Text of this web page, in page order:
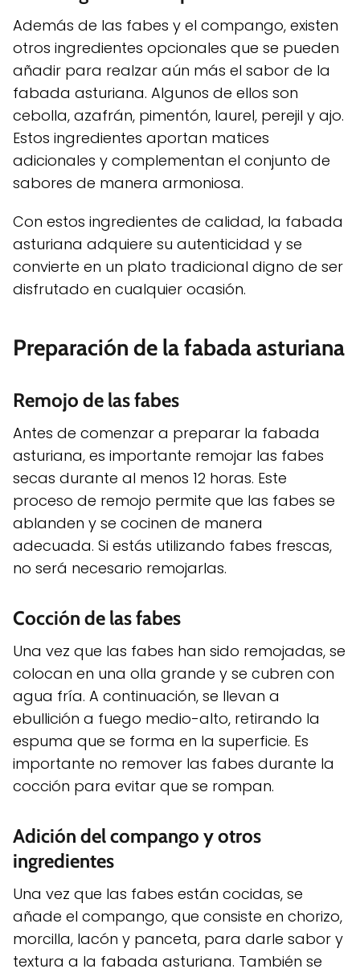
Además de las fabes y el compango, existen
otros ingredientes opcionales que se pueden
añadir para realzar aún más el sabor de la
fabada asturiana. Algunos de ellos son
cebolla, azafrán, pimentón, laurel, perejil y ajo.
Estos ingredientes aportan matices
adicionales y complementan el conjunto de
sabores de manera armoniosa.
Con estos ingredientes de calidad, la fabada
asturiana adquiere su autenticidad y se
convierte en un plato tradicional digno de ser
disfrutado en cualquier ocasión.
Preparación de la fabada asturiana
Remojo de las fabes
Antes de comenzar a preparar la fabada
asturiana, es importante remojar las fabes
secas durante al menos 12 horas. Este
proceso de remojo permite que las fabes se
ablanden y se cocinen de manera
adecuada. Si estás utilizando fabes frescas,
no será necesario remojarlas.
Cocción de las fabes
Una vez que las fabes han sido remojadas, se
colocan en una olla grande y se cubren con
agua fría. A continuación, se llevan a
ebullición a fuego medio-alto, retirando la
espuma que se forma en la superficie. Es
importante no remover las fabes durante la
cocción para evitar que se rompan.
Adición del compango y otros
ingredientes
Una vez que las fabes están cocidas, se
añade el compango, que consiste en chorizo,
morcilla, lacón y panceta, para darle sabor y
textura a la fabada asturiana. También se